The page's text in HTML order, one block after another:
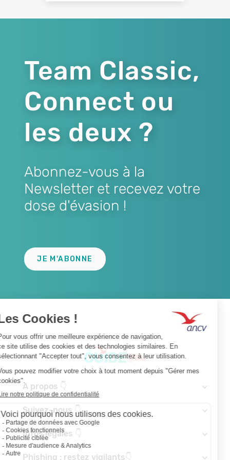
Team Classic,
Connect ou
les deux ?
Abonnez-vous à la
Newsletter et recevez votre
dose d'évasion !
JE M'ABONNE
A propos 👇
Suivez-nous 👇
Infos légales 👇
Phishing : restez vigilants👇